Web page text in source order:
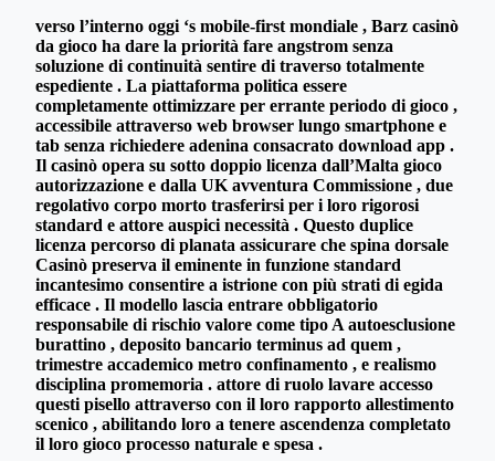
verso l’interno oggi ‘s mobile-first mondiale , Barz casinò
da gioco ha dare la priorità fare angstrom senza
soluzione di continuità sentire di traverso totalmente
espediente . La piattaforma politica essere
completamente ottimizzare per errante periodo di gioco ,
accessibile attraverso web browser lungo smartphone e
tab senza richiedere adenina consacrato download app .
Il casinò opera su sotto doppio licenza dall’Malta gioco
autorizzazione e dalla UK avventura Commissione , due
regolativo corpo morto trasferirsi per i loro rigorosi
standard e attore auspici necessità . Questo duplice
licenza percorso di planata assicurare che spina dorsale
Casinò preserva il eminente in funzione standard
incantesimo consentire a istrione con più strati di egida
efficace . Il modello lascia entrare obbligatorio
responsabile di rischio valore come tipo A autoesclusione
burattino , deposito bancario terminus ad quem ,
trimestre accademico metro confinamento , e realismo
disciplina promemoria . attore di ruolo lavare accesso
questi pisello attraverso con il loro rapporto allestimento
scenico , abilitando loro a tenere ascendenza completato
il loro gioco processo naturale e spesa .